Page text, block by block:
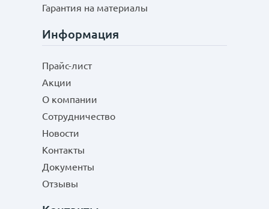
Гарантия на материалы
Информация
Прайс-лист
Акции
О компании
Сотрудничество
Новости
Контакты
Документы
Отзывы